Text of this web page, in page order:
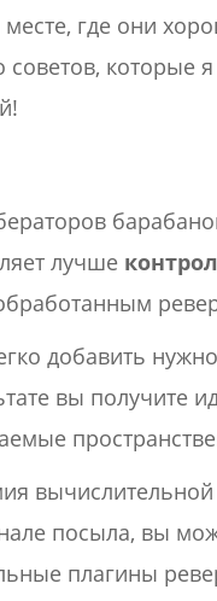
где они
которые
лучше
добавить
вы получите
посыла, вы
плагины